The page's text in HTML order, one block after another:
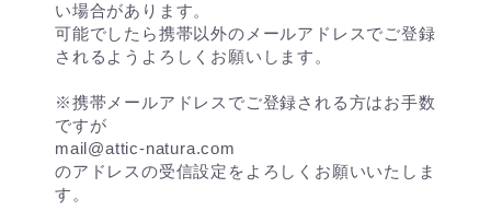
い場合があります。
可能でしたら携帯以外のメールアドレスでご登録
されるようよろしくお願いします。
※携帯メールアドレスでご登録される方はお手数
ですが
mail@attic-natura.com
のアドレスの受信設定をよろしくお願いいたしま
す。